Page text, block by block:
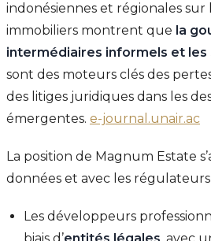
indonésiennes et régionales sur
immobiliers montrent que la
intermédiaires informels et
sont des moteurs clés des
des litiges juridiques dans les
émergentes. e-journal.unair.ac
La position de Magnum Estate
données et avec les régulateurs
Les développeurs